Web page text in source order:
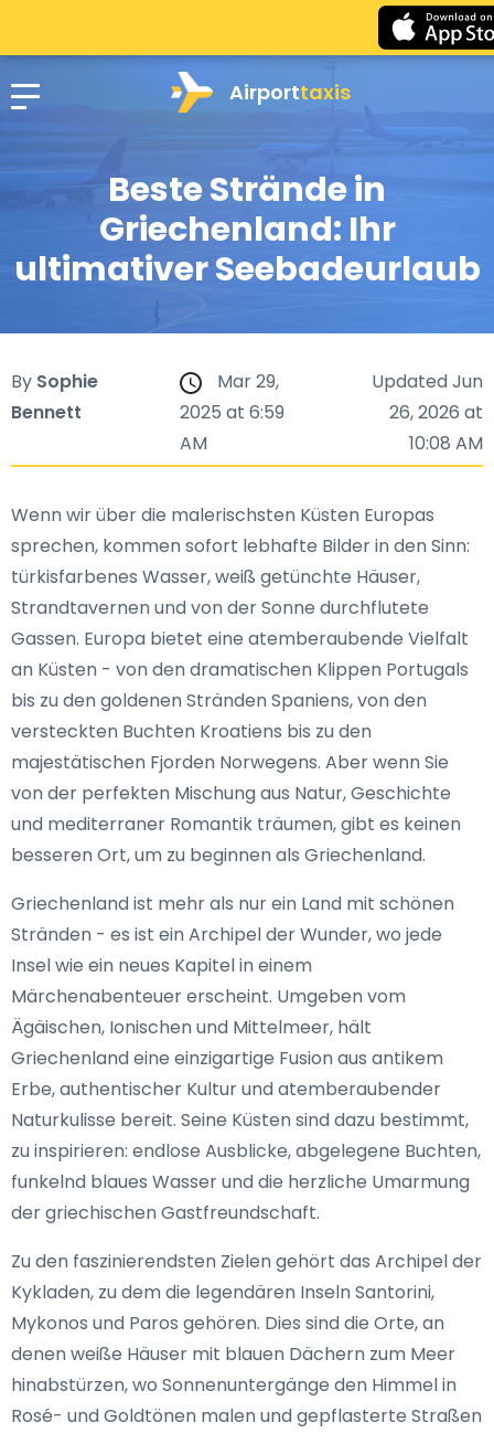
Airporttaxis
Beste Strände in
Griechenland: Ihr
ultimativer Seebadeurlaub
By Sophie
Bennett
Mar 29,
2025 at 6:59
AM
Updated Jun
26, 2026 at
10:08 AM
Wenn wir über die malerischsten Küsten Europas
sprechen, kommen sofort lebhafte Bilder in den Sinn:
türkisfarbenes Wasser, weiß getünchte Häuser,
Strandtavernen und von der Sonne durchflutete
Gassen. Europa bietet eine atemberaubende Vielfalt
an Küsten - von den dramatischen Klippen Portugals
bis zu den goldenen Stränden Spaniens, von den
versteckten Buchten Kroatiens bis zu den
majestätischen Fjorden Norwegens. Aber wenn Sie
von der perfekten Mischung aus Natur, Geschichte
und mediterraner Romantik träumen, gibt es keinen
besseren Ort, um zu beginnen als Griechenland.
Griechenland ist mehr als nur ein Land mit schönen
Stränden - es ist ein Archipel der Wunder, wo jede
Insel wie ein neues Kapitel in einem
Märchenabenteuer erscheint. Umgeben vom
Ägäischen, Ionischen und Mittelmeer, hält
Griechenland eine einzigartige Fusion aus antikem
Erbe, authentischer Kultur und atemberaubender
Naturkulisse bereit. Seine Küsten sind dazu bestimmt,
zu inspirieren: endlose Ausblicke, abgelegene Buchten,
funkelnd blaues Wasser und die herzliche Umarmung
der griechischen Gastfreundschaft.
Zu den faszinierendsten Zielen gehört das Archipel der
Kykladen, zu dem die legendären Inseln Santorini,
Mykonos und Paros gehören. Dies sind die Orte, an
denen weiße Häuser mit blauen Dächern zum Meer
hinabstürzen, wo Sonnenuntergänge den Himmel in
Rosé- und Goldtönen malen und gepflasterte Straßen